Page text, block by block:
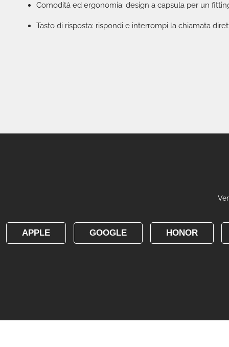
Comodità ed ergonomia: design a capsula per un
Tasto di risposta: rispondi e interrompi la chiamata
APPLE GOOGLE HONOR